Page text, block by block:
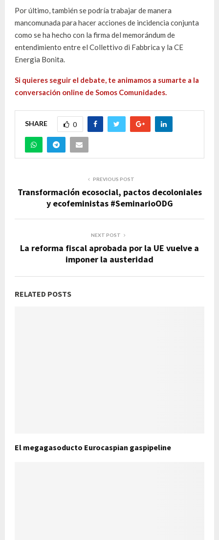
Por último, también se podría trabajar de manera
mancomunada para hacer acciones de incidencia conjunta
como se ha hecho con la firma del memorándum de
entendimiento entre el Collettivo di Fabbrica y la CE
Energia Bonita.
Si quieres seguir el debate, te animamos a sumarte a la
conversación online de Somos Comunidades.
SHARE 0
PREVIOUS POST
Transformación ecosocial, pactos decoloniales
y ecofeministas #SeminarioODG
NEXT POST
La reforma fiscal aprobada por la UE vuelve a
imponer la austeridad
RELATED POSTS
El megagasoducto Eurocaspian gaspipeline